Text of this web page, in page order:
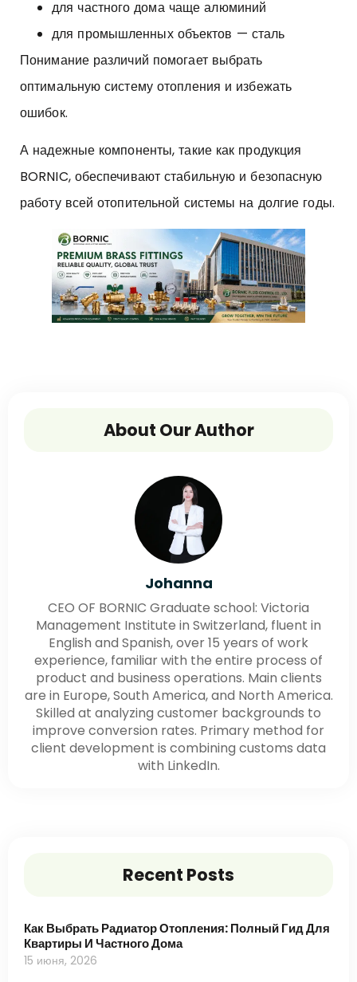
для частного дома чаще алюминий
для промышленных объектов — сталь
Понимание различий помогает выбрать
оптимальную систему отопления и избежать
ошибок.
А надежные компоненты, такие как продукция
BORNIC, обеспечивают стабильную и безопасную
работу всей отопительной системы на долгие годы.
About Our Author
Johanna
CEO OF BORNIC Graduate school: Victoria
Management Institute in Switzerland, fluent in
English and Spanish, over 15 years of work
experience, familiar with the entire process of
product and business operations. Main clients
are in Europe, South America, and North America.
Skilled at analyzing customer backgrounds to
improve conversion rates. Primary method for
client development is combining customs data
with LinkedIn.
Recent Posts
Как Выбрать Радиатор Отопления: Полный Гид Для
Квартиры И Частного Дома
15 июня, 2026